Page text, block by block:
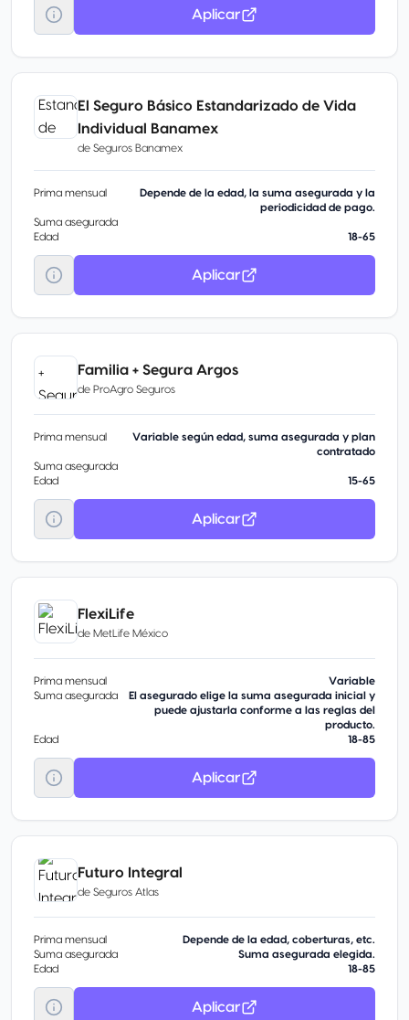
Aplicar
El Seguro Básico Estandarizado de Vida
Individual Banamex
de Seguros Banamex
Prima mensual
Depende de la edad, la suma asegurada y la
periodicidad de pago.
Suma asegurada
Edad
18-65
Aplicar
Familia + Segura Argos
de ProAgro Seguros
Prima mensual
Variable según edad, suma asegurada y plan
contratado
Suma asegurada
Edad
15-65
Aplicar
FlexiLife
de MetLife México
Prima mensual
Variable
Suma asegurada
El asegurado elige la suma asegurada inicial y
puede ajustarla conforme a las reglas del
producto.
Edad
18-85
Aplicar
Futuro Integral
de Seguros Atlas
Prima mensual
Depende de la edad, coberturas, etc.
Suma asegurada
Suma asegurada elegida.
Edad
18-85
Aplicar